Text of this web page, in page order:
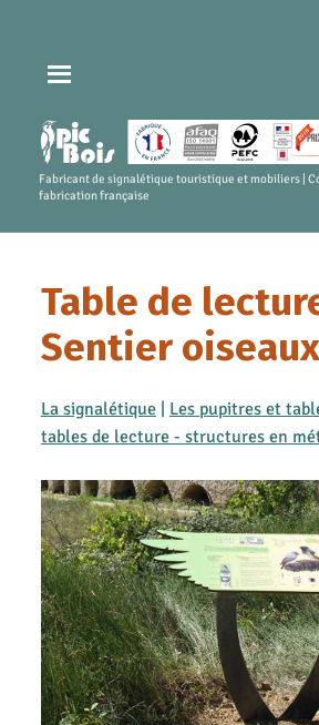
Fabricant de signalétique touristique et mobiliers |
fabrication française
Table de
Sentier oiseaux
La signalétique| Les pupitres et
tables de lecture - structures en